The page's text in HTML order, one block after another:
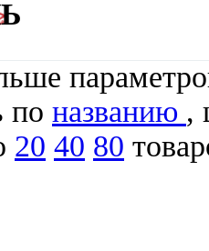
по названию ,
20 40 80